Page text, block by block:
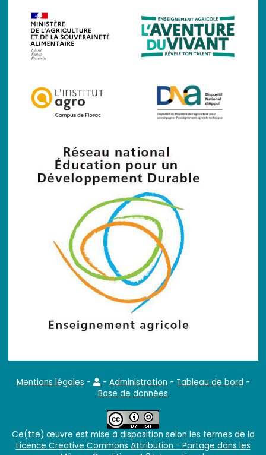
Mentions légales - - Administration - Tableau de bord -
Base de données
Ce(tte) œuvre est mise à disposition selon les termes de la
Licence Creative Commons Attribution - Partage dans les